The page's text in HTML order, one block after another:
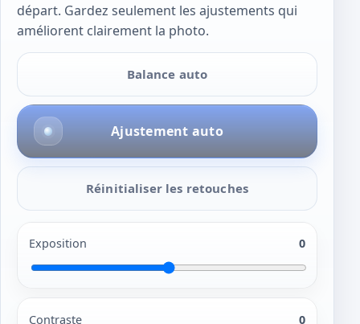
départ. Gardez seulement les ajustements qui
améliorent clairement la photo.
Balance auto
Ajustement auto
Réinitialiser les retouches
Exposition 0
Contraste 0